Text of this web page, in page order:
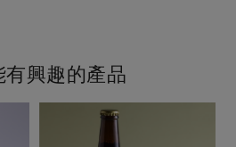
有興趣的產品